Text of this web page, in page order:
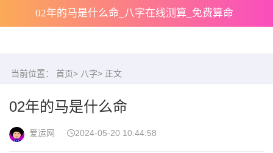
02年的马是什么命_八字在线测算_免费算命
当前位置： 首页> 八字> 正文
02年的马是什么命
爱运网 2024-05-20 10:44:58